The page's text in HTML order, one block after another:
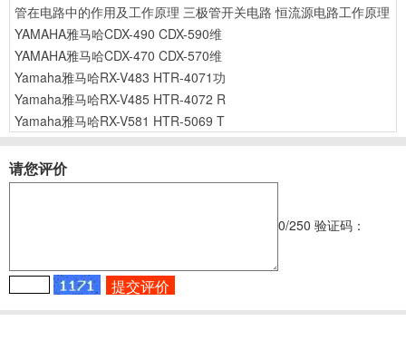
管在电路中的作用及工作原理 三极管开关电路 恒流源电路工作原理
YAMAHA雅马哈CDX-490 CDX-590维
YAMAHA雅马哈CDX-470 CDX-570维
Yamaha雅马哈RX-V483 HTR-4071功
Yamaha雅马哈RX-V485 HTR-4072 R
Yamaha雅马哈RX-V581 HTR-5069 T
请您评价
0/250 验证码：